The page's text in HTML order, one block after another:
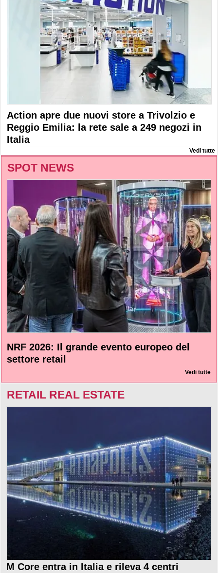
Action apre due nuovi store a Trivolzio e
Reggio Emilia: la rete sale a 249 negozi in
Italia
Vedi tutte
SPOT NEWS
NRF 2026: Il grande evento europeo del
settore retail
Vedi tutte
RETAIL REAL ESTATE
M Core entra in Italia e rileva 4 centri